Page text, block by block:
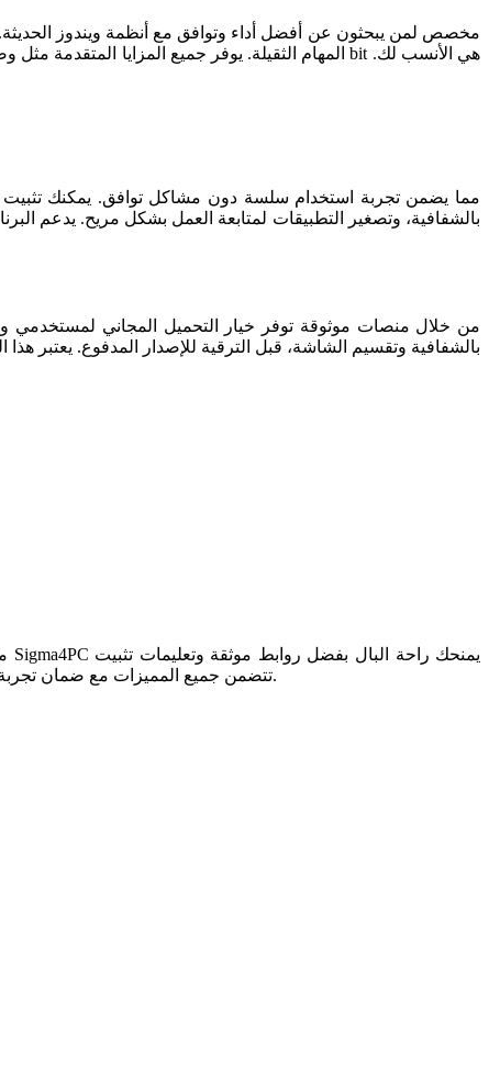
بالشفافية وتقسيم الشاشة، قبل الترقية للإصدار المدفوع. يعتبر
واضحة. الموقع معروف بتقديم برامج عالية الجودة بروابط مباشرة وسريعة. نسخة WindowTop Pro عبر Sigma4PC تتضمن جميع المميزات مع ضمان تجربة استخدام احترافية وآمنة.